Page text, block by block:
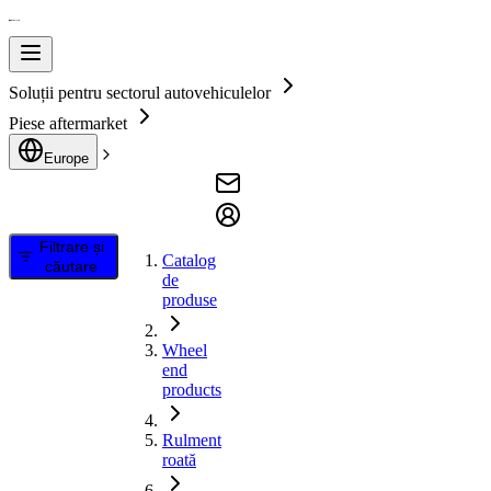
Soluții pentru sectorul autovehiculelor
Piese aftermarket
Europe
Filtrare și
căutare
Catalog
de
produse
Wheel
end
products
Rulment
roată